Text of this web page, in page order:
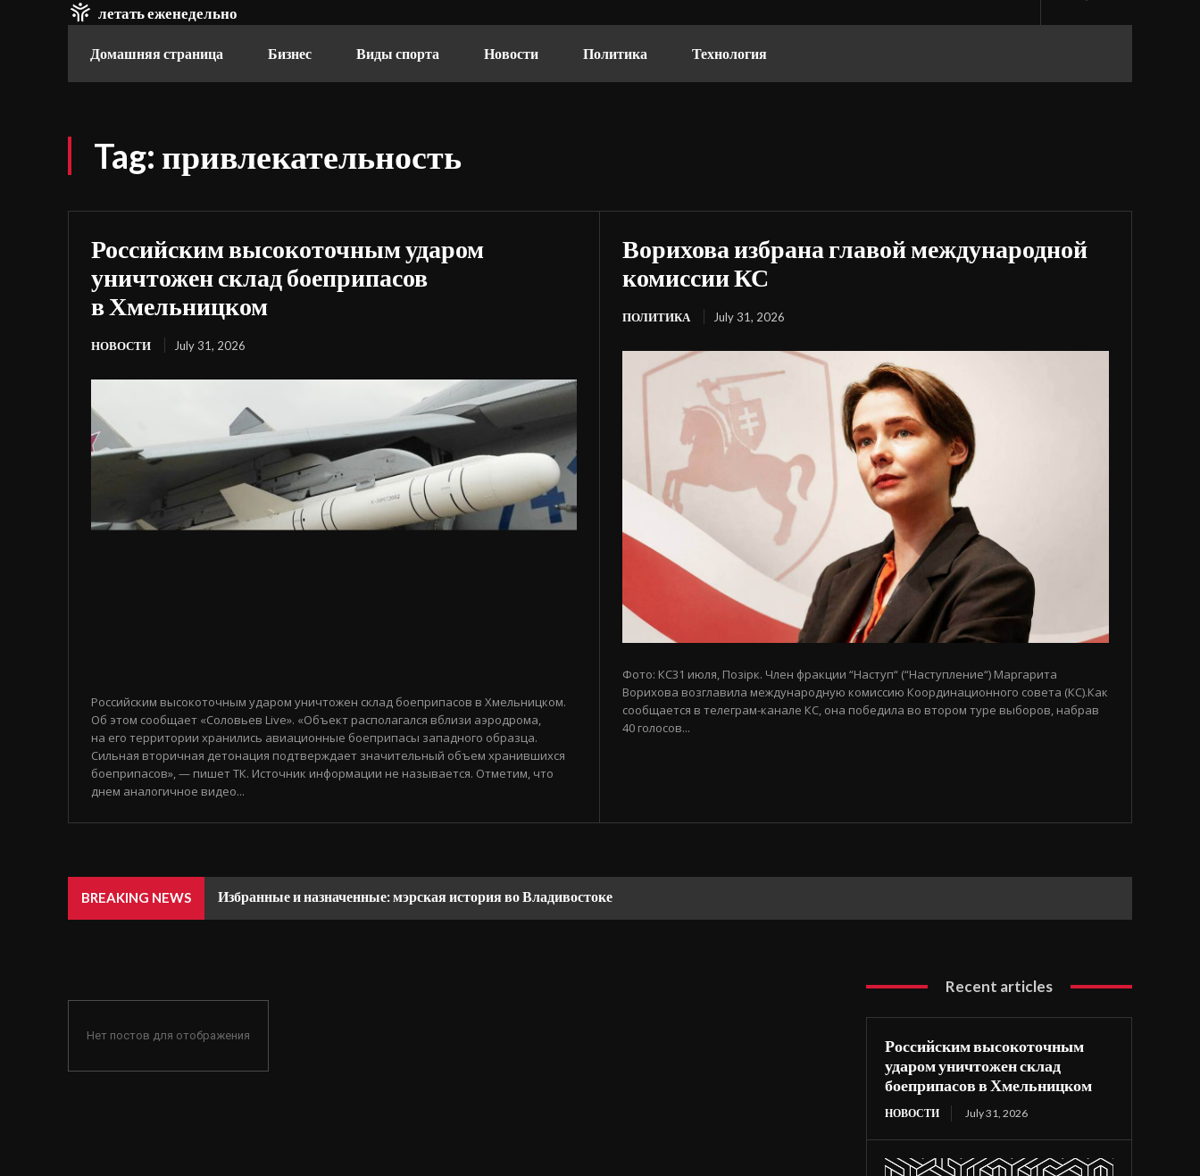
летать еженедельно
Домашняя страница Бизнес Виды спорта Новости Политика Технология
Tag: привлекательность
Российским высокоточным ударом
уничтожен склад боеприпасов
в Хмельницком
НОВОСТИ July 31, 2026
Российским высокоточным ударом уничтожен склад боеприпасов в Хмельницком.
Об этом сообщает «Соловьев Live». «Объект располагался вблизи аэродрома,
на его территории хранились авиационные боеприпасы западного образца.
Сильная вторичная детонация подтверждает значительный объем хранившихся
боеприпасов», — пишет ТК. Источник информации не называется. Отметим, что
днем аналогичное видео...
Ворихова избрана главой международной
комиссии КС
ПОЛИТИКА July 31, 2026
Фото: КС31 июля, Позірк. Член фракции “Наступ“ (“Наступление“) Маргарита
Ворихова возглавила международную комиссию Координационного совета (КС).Как
сообщается в телеграм-канале КС, она победила во втором туре выборов, набрав
40 голосов...
BREAKING NEWS Избранные и назначенные: мэрская история во Владивостоке
Нет постов для отображения
Recent articles
Российским высокоточным
ударом уничтожен склад
боеприпасов в Хмельницком
НОВОСТИ July 31, 2026